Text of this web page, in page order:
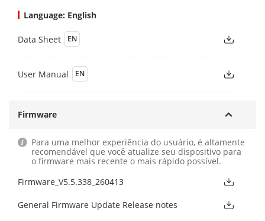
Language: English
Data Sheet EN
User Manual EN
Firmware
Para uma melhor experiência do usuário, é altamente
recomendável que você atualize seu dispositivo para
o firmware mais recente o mais rápido possível.
Firmware_V5.5.338_260413
General Firmware Update Release notes